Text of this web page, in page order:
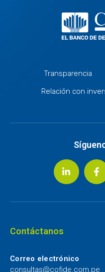
Transparencia
Relación con
Contáctanos
Correo electrónico
consultas@cofide.com.pe